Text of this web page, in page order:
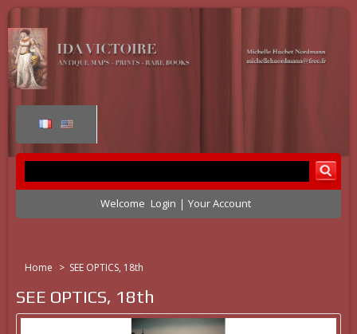
Welcome Login Your Account
Home > SEE OPTICS, 18th
SEE OPTICS, 18th